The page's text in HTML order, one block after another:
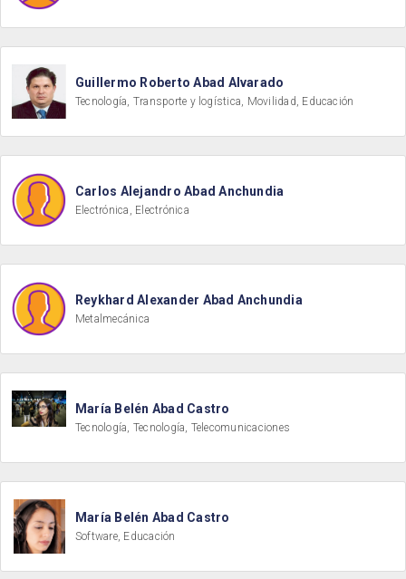
Guillermo Roberto Abad Alvarado
Tecnología, Transporte y logística, Movilidad, Educación
Carlos Alejandro Abad Anchundia
Electrónica, Electrónica
Reykhard Alexander Abad Anchundia
Metalmecánica
María Belén Abad Castro
Tecnología, Tecnología, Telecomunicaciones
María Belén Abad Castro
Software, Educación